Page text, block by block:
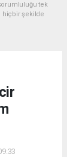
tek
hiçbir şekilde